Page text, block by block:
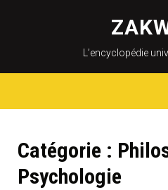
L’encyclopédie
Catégorie :
Psychologie